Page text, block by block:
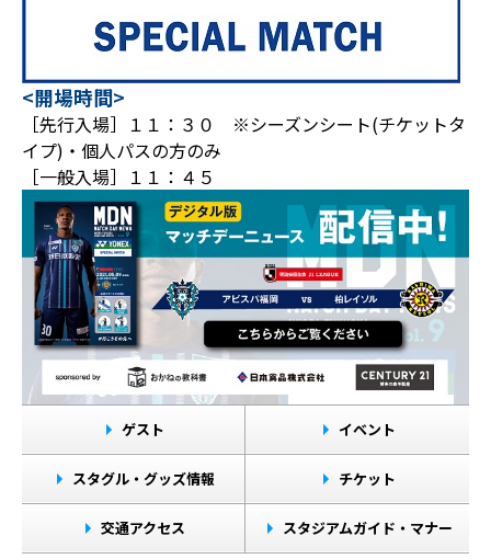
<開場時間>
［先行入場］１１：３０ ※シーズンシート(チケットタ
イプ)・個人パスの方のみ
［一般入場］１１：４５
ゲスト イベント
スタグル・グッズ情報 チケット
交通アクセス スタジアムガイド・マナー